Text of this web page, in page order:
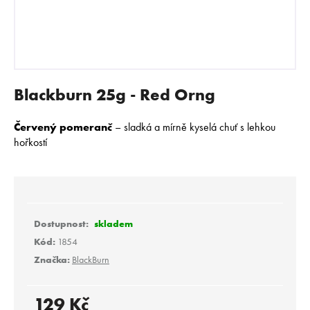
Blackburn 25g - Red Orng
Červený pomeranč– sladká a mírně kyselá chuť s lehkou
hořkostí
skladem
Kód: 1854
Značka: BlackBurn
129 Kč
T
?